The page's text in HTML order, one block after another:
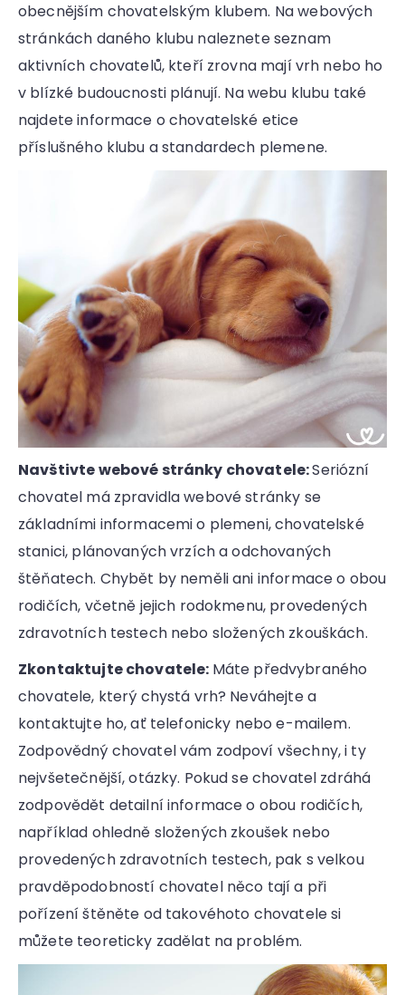
obecnějším chovatelským klubem. Na webových
stránkách daného klubu naleznete seznam
aktivních chovatelů, kteří zrovna mají vrh nebo ho
v blízké budoucnosti plánují. Na webu klubu také
najdete informace o chovatelské etice
příslušného klubu a standardech plemene.
Navštivte webové stránky chovatele:Seriózní
chovatel má zpravidla webové stránky se
základními informacemi o plemeni, chovatelské
stanici, plánovaných vrzích a odchovaných
štěňatech. Chybět by neměli ani informace o obou
rodičích, včetně jejich rodokmenu, provedených
zdravotních testech nebo složených zkouškách.
Zkontaktujte chovatele: Máte předvybraného
chovatele, který chystá vrh? Neváhejte a
kontaktujte ho, ať telefonicky nebo e-mailem.
Zodpovědný chovatel vám zodpoví všechny, i ty
nejvšetečnější, otázky. Pokud se chovatel zdráhá
zodpovědět detailní informace o obou rodičích,
například ohledně složených zkoušek nebo
provedených zdravotních testech, pak s velkou
pravděpodobností chovatel něco tají a při
pořízení štěněte od takovéhoto chovatele si
můžete teoreticky zadělat na problém.